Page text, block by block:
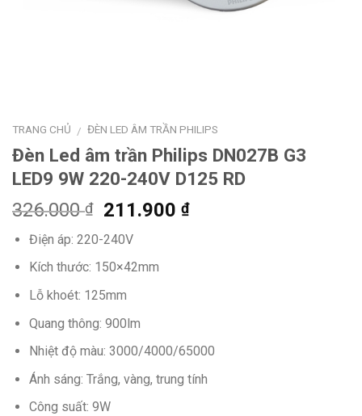
TRANG CHỦ / ĐÈN LED ÂM TRẦN PHILIPS
Đèn Led âm trần Philips DN027B G3
LED9 9W 220-240V D125 RD
326.000₫
Giá
gốc
là:
326.000 ₫.
211.900₫Giá
Điện áp: 220-240V
Kích thước: 150×42mm
Lỗ khoét: 125mm
Quang thông: 900lm
Nhiệt độ màu: 3000/4000/65000
Ánh sáng: Trắng, vàng, trung tính
Công suất: 9W